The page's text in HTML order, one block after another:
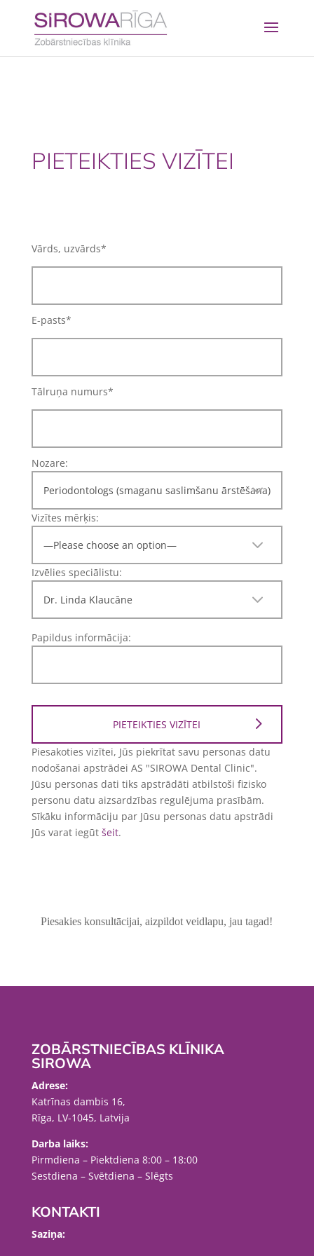
PIETEIKTIES VIZĪTEI
Vārds, uzvārds*
E-pasts*
Tālruņa numurs*
Nozare:
Vizītes mērķis:
Izvēlies speciālistu:
Papildus informācija:
Piesakoties vizītei, Jūs piekrītat savu personas datu
nodošanai apstrādei AS "SIROWA Dental Clinic".
Jūsu personas dati tiks apstrādāti atbilstoši fizisko
personu datu aizsardzības regulējuma prasībām.
Sīkāku informāciju par Jūsu personas datu apstrādi
Jūs varat iegūt šeit.
Piesakies konsultācijai, aizpildot veidlapu, jau tagad!
ZOBĀRSTNIECĪBAS KLĪNIKA
SIROWA
Adrese:
Katrīnas dambis 16,
Rīga, LV-1045, Latvija
Darba laiks:
Pirmdiena – Piektdiena 8:00 – 18:00
Sestdiena – Svētdiena – Slēgts
KONTAKTI
Saziņa: